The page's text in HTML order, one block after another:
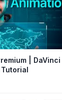
| DaVinci
Tutorial